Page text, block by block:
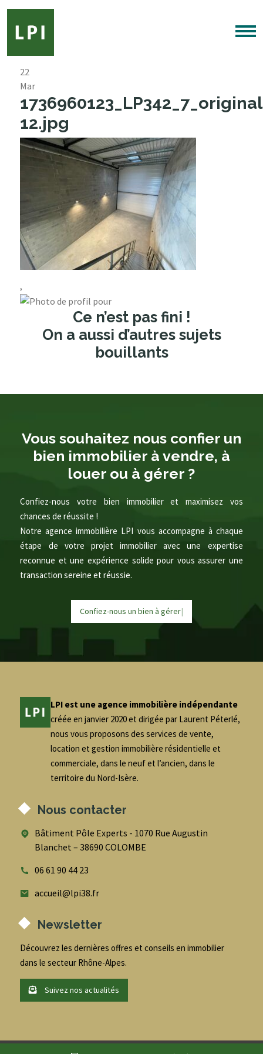
22
Mar
12.jpg
,
Ce n’est pas fini !
On a aussi d’autres sujets
bouillants
Vous souhaitez nous confier un
bien immobilier à vendre, à
louer ou à gérer ?
Confiez-nous votre bien immobilier et maximisez vos
chances de réussite !
Notre agence immobilière LPI vous accompagne à chaque
étape de votre projet immobilier avec une expertise
reconnue et une expérience solide pour vous assurer une
transaction sereine et réussie.
Confiez-nous un bien à gérer|
LPI est une agence immobilière indépendante
créée en janvier 2020 et dirigée par Laurent Péterlé,
nous vous proposons des services de vente,
location et gestion immobilière résidentielle et
commerciale, dans le neuf et l’ancien, dans le
territoire du Nord-Isère.
Nous contacter
Bâtiment Pôle Experts - 1070 Rue Augustin
Blanchet – 38690 COLOMBE
06 61 90 44 23
accueil@lpi38.fr
Newsletter
Découvrez les dernières offres et conseils en immobilier
dans le secteur Rhône-Alpes.
Suivez nos actualités